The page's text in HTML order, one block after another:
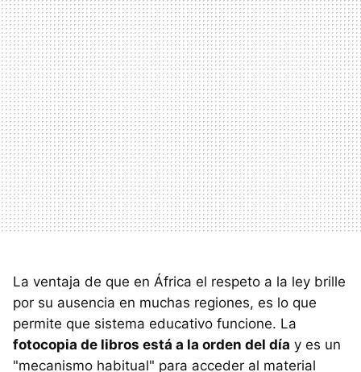
La ventaja de que en África el respeto a la ley brille
por su ausencia en muchas regiones, es lo que
permite que sistema educativo funcione. La
fotocopia de libros está a la orden del día y es un
"mecanismo habitual" para acceder al material